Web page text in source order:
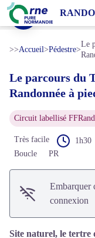
Le parcours du Tertre
>>Accueil>Pédestre>
Le
Le parcours du
Randonnée à
Circuit labellisé
Très facile 1h30
Boucle
PR
Embarquer
connexion
Site naturel, le tertre